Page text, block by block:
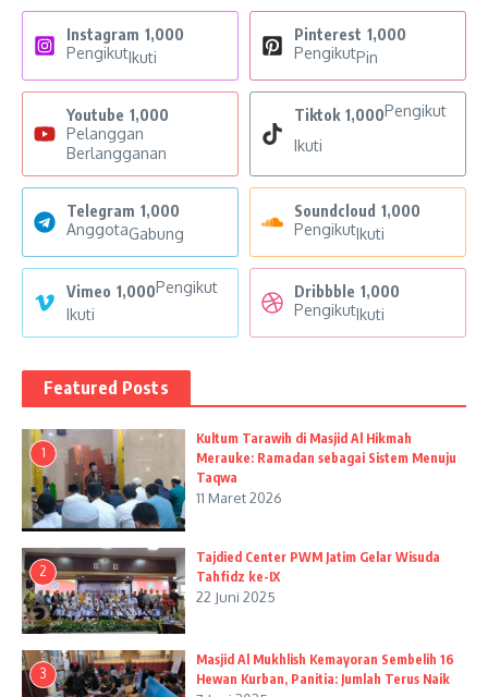
Instagram 1,000
PengikutIkuti
Pinterest 1,000
PengikutPin
Youtube 1,000
Pelanggan
Berlangganan
Tiktok 1,000Pengikut
Ikuti
Telegram 1,000
AnggotaGabung
Soundcloud 1,000
PengikutIkuti
Vimeo 1,000Pengikut
Ikuti
Dribbble 1,000
PengikutIkuti
Featured Posts
1
Kultum Tarawih di Masjid Al Hikmah
Merauke: Ramadan sebagai Sistem Menuju
Taqwa
11 Maret 2026
2
Tajdied Center PWM Jatim Gelar Wisuda
Tahfidz ke-IX
22 Juni 2025
3
Masjid Al Mukhlish Kemayoran Sembelih 16
Hewan Kurban, Panitia: Jumlah Terus Naik